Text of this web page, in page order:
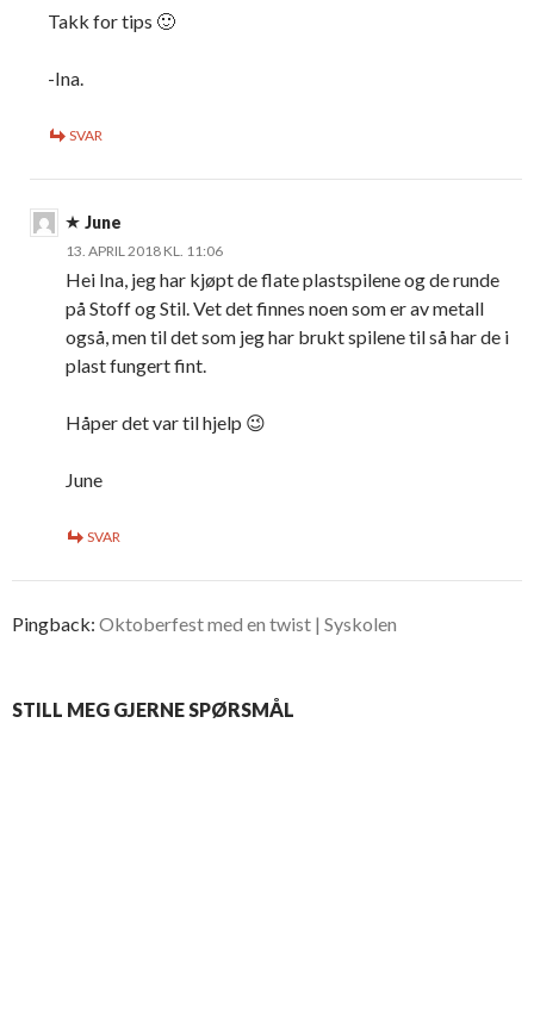
Takk for tips 🙂
-Ina.
SVAR
June
13. APRIL 2018 KL. 11:06
Hei Ina, jeg har kjøpt de flate plastspilene og de runde
på Stoff og Stil. Vet det finnes noen som er av metall
også, men til det som jeg har brukt spilene til så har de i
plast fungert fint.
Håper det var til hjelp 😉
June
SVAR
Pingback: Oktoberfest med en twist | Syskolen
STILL MEG GJERNE SPØRSMÅL